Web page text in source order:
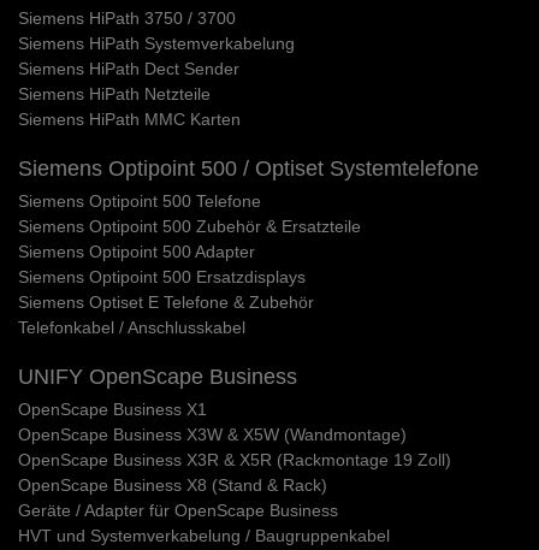
Siemens HiPath 3750 / 3700
Siemens HiPath Systemverkabelung
Siemens HiPath Dect Sender
Siemens HiPath Netzteile
Siemens HiPath MMC Karten
Siemens Optipoint 500 / Optiset Systemtelefone
Siemens Optipoint 500 Telefone
Siemens Optipoint 500 Zubehör & Ersatzteile
Siemens Optipoint 500 Adapter
Siemens Optipoint 500 Ersatzdisplays
Siemens Optiset E Telefone & Zubehör
Telefonkabel / Anschlusskabel
UNIFY OpenScape Business
OpenScape Business X1
OpenScape Business X3W & X5W (Wandmontage)
OpenScape Business X3R & X5R (Rackmontage 19 Zoll)
OpenScape Business X8 (Stand & Rack)
Geräte / Adapter für OpenScape Business
HVT und Systemverkabelung / Baugruppenkabel